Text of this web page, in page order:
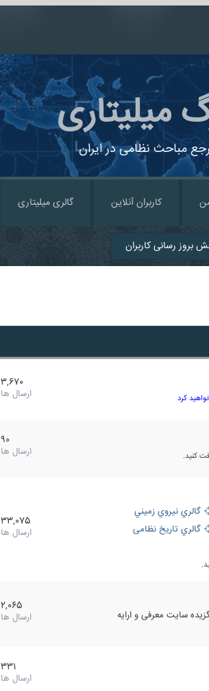
میلیتاری
مباحث نظامی در ایران
کاربران آنلاین گالری میلیتاری
بروز رسانی کاربران
کرد
3,670
ارسال ها
کنید.
90
ارسال ها
گالري نيروي زميني
گالري تاریخ نظامی
33,075
ارسال ها
سایت معرفی و ارایه
2,065
ارسال ها
331
ارسال ها